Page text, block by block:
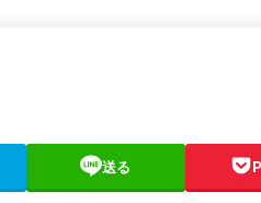
送る